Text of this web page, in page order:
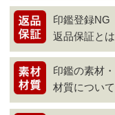
印鑑登録NG
返品保証とは
印鑑の素材・
材質について